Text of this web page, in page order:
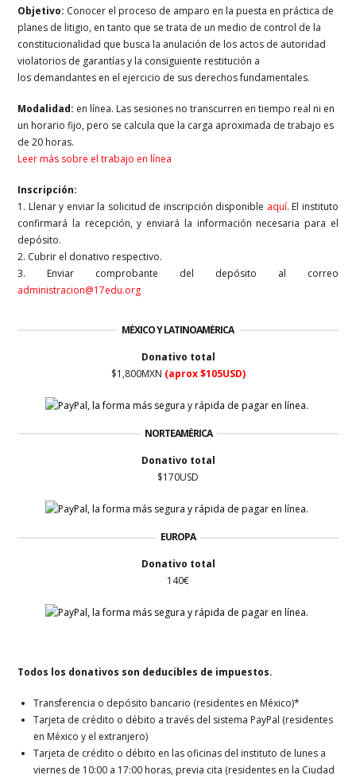
Objetivo: Conocer el proceso de amparo en la puesta en práctica de
planes de litigio, entanto que se trata de un medio de control de la
constitucionalidad que busca la anulación de los actos de autoridad
violatorios de garantías y la consiguiente restitución a
los demandantes en el ejercicio de sus derechos fundamentales.
Modalidad: en línea. Las sesiones no transcurren en tiempo real ni en
un horario fijo, pero se calcula que la carga aproximada de trabajo es
de 20 horas.
Leer más sobre el trabajo en línea
Inscripción:
1. Llenar y enviar la solicitud de inscripción disponible aquí. El instituto
confirmará la recepción, y enviará la información necesaria para el
depósito.
2. Cubrir el donativo respectivo.
3. Enviar comprobante del depósito al correo
administracion@17edu.org
MÉXICO Y LATINOAMÉRICA
Donativo total
$1,800MXN (aprox $105USD)
NORTEAMÉRICA
Donativo total
$170USD
EUROPA
Donativo total
140€
Todos los donativos son deducibles de impuestos.
Transferencia o depósito bancario (residentes en México)*
Tarjeta de crédito o débito a través del sistema PayPal (residentes
en México y el extranjero)
Tarjeta de crédito o débito en las oficinas del instituto de lunes a
viernes de 10:00 a 17:00 horas, previa cita (residentes en la Ciudad